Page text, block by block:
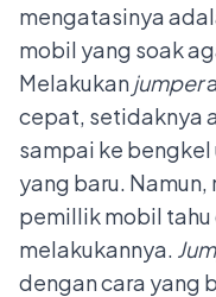
mengatasinya
mobil yang soak
Melakukanjumper
cepat, setidaknya
sampai ke
yang baru.
pemillik mobil
melakukannya.
dengan cara yang